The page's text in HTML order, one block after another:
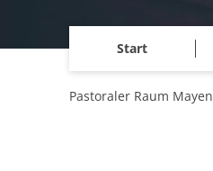
Start
Pastoraler Raum Mayen